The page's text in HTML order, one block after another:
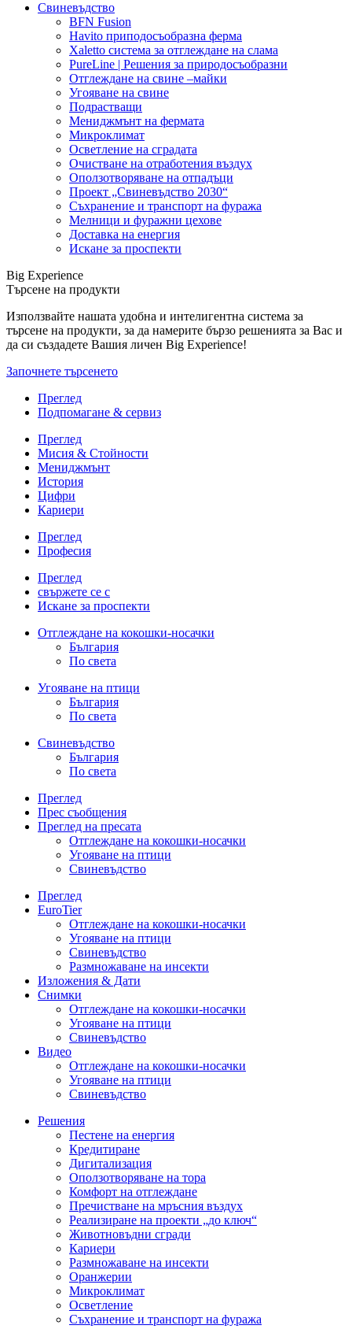
Свиневъдство
BFN Fusion
Havito приподосъобразна ферма
Xaletto система за отглеждане на слама
PureLine | Решения за природосъобразни
Отглеждане на свине –майки
Угояване на свине
Подрастващи
Мениджмънт на фермата
Микроклимат
Осветление на сградата
Очистване на отработения въздух
Оползотворяване на отпадъци
Проект „Свиневъдство 2030“
Съхранение и транспорт на фуража
Мелници и фуражни цехове
Доставка на енергия
Искане за проспекти
Big Experience
Търсене на продукти
Използвайте нашата удобна и интелигентна система за
търсене на продукти, за да намерите бързо решенията за Вас и
да си създадете Вашия личен Big Experience!
Започнете търсенето
Преглед
Подпомагане & сервиз
Преглед
Мисия & Стойности
Мениджмънт
История
Цифри
Кариери
Преглед
Професия
Преглед
свържете се с
Искане за проспекти
Отглеждане на кокошки-носачки
България
По света
Угояване на птици
България
По света
Свиневъдство
България
По света
Преглед
Прес съобщения
Преглед на пресата
Отглеждане на кокошки-носачки
Угояване на птици
Свиневъдство
Преглед
EuroTier
Отглеждане на кокошки-носачки
Угояване на птици
Свиневъдство
Размножаване на инсекти
Изложения & Дати
Снимки
Отглеждане на кокошки-носачки
Угояване на птици
Свиневъдство
Видео
Отглеждане на кокошки-носачки
Угояване на птици
Свиневъдство
Решения
Пестене на енергия
Кредитиране
Дигитализация
Оползотворяване на тора
Комфорт на отглеждане
Пречистване на мръсния въздух
Реализиране на проекти „до ключ“
Животновъдни сгради
Кариери
Размножаване на инсекти
Оранжерии
Микроклимат
Осветление
Съхранение и транспорт на фуража